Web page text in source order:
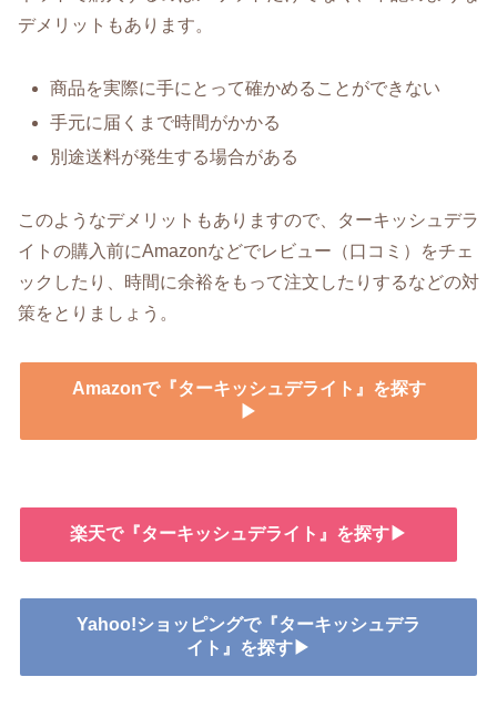
デメリットもあります。
商品を実際に手にとって確かめることができない
手元に届くまで時間がかかる
別途送料が発生する場合がある
このようなデメリットもありますので、ターキッシュデラ
イトの購入前にAmazonなどでレビュー（口コミ）をチェ
ックしたり、時間に余裕をもって注文したりするなどの対
策をとりましょう。
Amazonで『ターキッシュデライト』を探す
▶
楽天で『ターキッシュデライト』を探す▶
Yahoo!ショッピングで『ターキッシュデラ
イト』を探す▶